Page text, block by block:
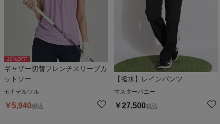
10%OFF
ギャザー切替フレンチスリーブカ
ットソー
モナデルソル
￥5,940税込
【撥水】レインパンツ
マスターバニー
￥27,500税込